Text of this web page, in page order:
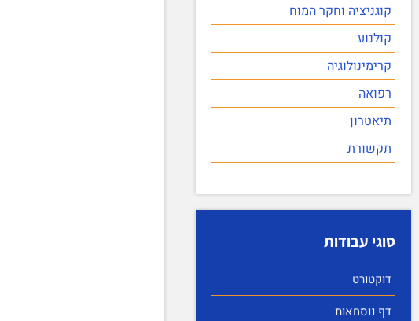
קוגניציה וחקר המוח
קולנוע
קרימינולוגיה
רפואה
תיאטרון
תקשורת
סוגי עבודות
דוקטורט
דף נוסחאות